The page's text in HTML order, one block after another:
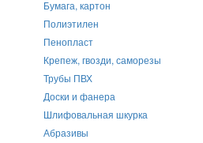
Бумага, картон
Полиэтилен
Пенопласт
Крепеж, гвозди, саморезы
Трубы ПВХ
Доски и фанера
Шлифовальная шкурка
Абразивы